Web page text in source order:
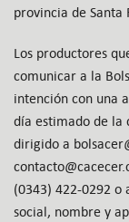
provincia de Santa
Los productores
comunicar a la
intención con una
día estimado de la
dirigido a
(0343) 422-0292 o
social, nombre y